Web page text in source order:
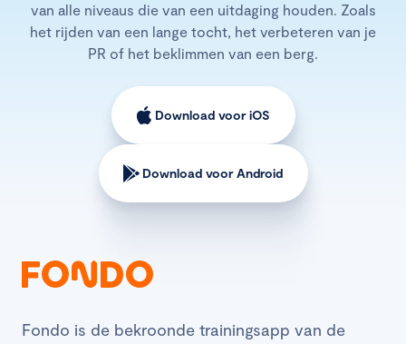
van alle niveaus die van een uitdaging houden. Zoals
het rijden van een lange tocht, het verbeteren van je
PR of het beklimmen van een berg.
Download voor iOS
Download voor Android
Fondo is de bekroonde trainingsapp van de